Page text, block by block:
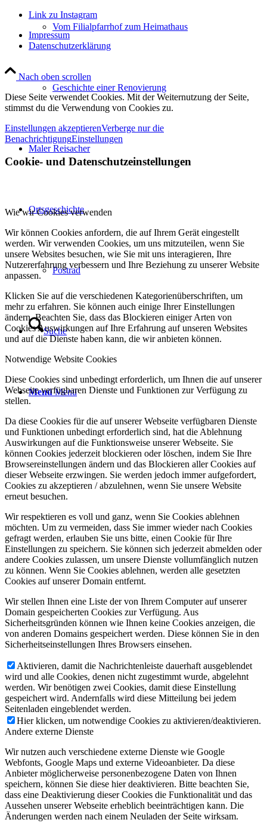
Vom Filialpfarrhof zum Heimathaus
Geschichte einer Renovierung
Maler Reisacher
Ortsgeschichte
Postrad
Suche
Menü Menü
Link zu Instagram
Impressum
Datenschutzerklärung
Nach oben scrollen
Diese Seite verwendet Cookies. Mit der Weiternutzung der Seite,
stimmst du die Verwendung von Cookies zu.
Einstellungen akzeptierenVerberge nur die
BenachrichtigungEinstellungen
Cookie- und Datenschutzeinstellungen
Wie wir Cookies verwenden
Wir können Cookies anfordern, die auf Ihrem Gerät eingestellt
werden. Wir verwenden Cookies, um uns mitzuteilen, wenn Sie
unsere Websites besuchen, wie Sie mit uns interagieren, Ihre
Nutzererfahrung verbessern und Ihre Beziehung zu unserer Website
anpassen.
Klicken Sie auf die verschiedenen Kategorienüberschriften, um
mehr zu erfahren. Sie können auch einige Ihrer Einstellungen
ändern. Beachten Sie, dass das Blockieren einiger Arten von
Cookies Auswirkungen auf Ihre Erfahrung auf unseren Websites
und auf die Dienste haben kann, die wir anbieten können.
Notwendige Website Cookies
Diese Cookies sind unbedingt erforderlich, um Ihnen die auf unserer
Webseite verfügbaren Dienste und Funktionen zur Verfügung zu
stellen.
Da diese Cookies für die auf unserer Webseite verfügbaren Dienste
und Funktionen unbedingt erforderlich sind, hat die Ablehnung
Auswirkungen auf die Funktionsweise unserer Webseite. Sie
können Cookies jederzeit blockieren oder löschen, indem Sie Ihre
Browsereinstellungen ändern und das Blockieren aller Cookies auf
dieser Webseite erzwingen. Sie werden jedoch immer aufgefordert,
Cookies zu akzeptieren / abzulehnen, wenn Sie unsere Website
erneut besuchen.
Wir respektieren es voll und ganz, wenn Sie Cookies ablehnen
möchten. Um zu vermeiden, dass Sie immer wieder nach Cookies
gefragt werden, erlauben Sie uns bitte, einen Cookie für Ihre
Einstellungen zu speichern. Sie können sich jederzeit abmelden oder
andere Cookies zulassen, um unsere Dienste vollumfänglich nutzen
zu können. Wenn Sie Cookies ablehnen, werden alle gesetzten
Cookies auf unserer Domain entfernt.
Wir stellen Ihnen eine Liste der von Ihrem Computer auf unserer
Domain gespeicherten Cookies zur Verfügung. Aus
Sicherheitsgründen können wie Ihnen keine Cookies anzeigen, die
von anderen Domains gespeichert werden. Diese können Sie in den
Sicherheitseinstellungen Ihres Browsers einsehen.
Aktivieren, damit die Nachrichtenleiste dauerhaft ausgeblendet
wird und alle Cookies, denen nicht zugestimmt wurde, abgelehnt
werden. Wir benötigen zwei Cookies, damit diese Einstellung
gespeichert wird. Andernfalls wird diese Mitteilung bei jedem
Seitenladen eingeblendet werden.
Hier klicken, um notwendige Cookies zu aktivieren/deaktivieren.
Andere externe Dienste
Wir nutzen auch verschiedene externe Dienste wie Google
Webfonts, Google Maps und externe Videoanbieter. Da diese
Anbieter möglicherweise personenbezogene Daten von Ihnen
speichern, können Sie diese hier deaktivieren. Bitte beachten Sie,
dass eine Deaktivierung dieser Cookies die Funktionalität und das
Aussehen unserer Webseite erheblich beeinträchtigen kann. Die
Änderungen werden nach einem Neuladen der Seite wirksam.